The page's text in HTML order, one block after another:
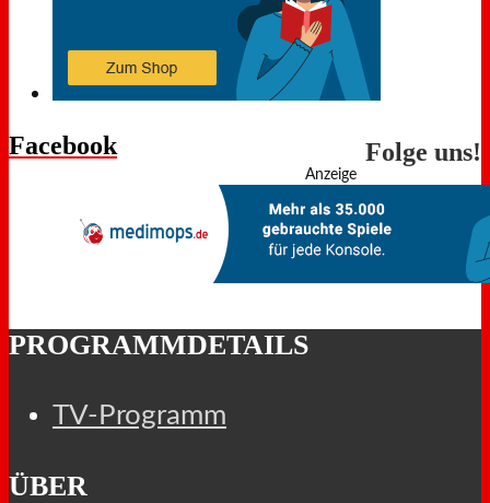
Facebook Folge uns!
Anzeige
PROGRAMMDETAILS
TV-Programm
ÜBER